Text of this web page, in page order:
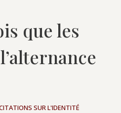
que les
SUR L'IDENTITÉ